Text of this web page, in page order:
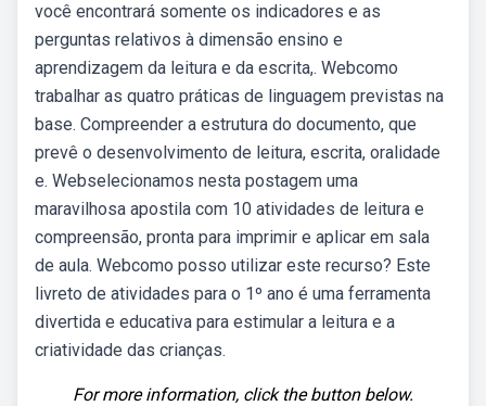
você encontrará somente os indicadores e as
perguntas relativos à dimensão ensino e
aprendizagem da leitura e da escrita,. Webcomo
trabalhar as quatro práticas de linguagem previstas na
base. Compreender a estrutura do documento, que
prevê o desenvolvimento de leitura, escrita, oralidade
e. Webselecionamos nesta postagem uma
maravilhosa apostila com 10 atividades de leitura e
compreensão, pronta para imprimir e aplicar em sala
de aula. Webcomo posso utilizar este recurso? Este
livreto de atividades para o 1º ano é uma ferramenta
divertida e educativa para estimular a leitura e a
criatividade das crianças.
For more information, click the button below.